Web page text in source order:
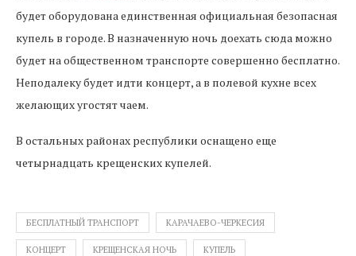
будет оборудована единственная официальная безопасная
купель в городе. В назначенную ночь доехать сюда можно
будет на общественном транспорте совершенно бесплатно.
Неподалеку будет идти концерт, а в полевой кухне всех
желающих угостят чаем.
В остальных районах республики оснащено еще
четырнадцать крещенских купелей.
БЕСПЛАТНЫЙ ТРАНСПОРТ КАРАЧАЕВО-ЧЕРКЕСИЯ
КОНЦЕРТ КРЕЩЕНСКАЯ НОЧЬ КУПЕЛЬ